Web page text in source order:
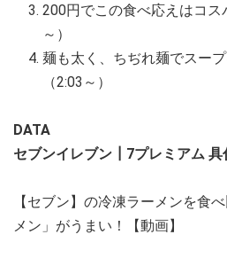
200円でこの食べ応えはコス
～）
麺も太く、ちぢれ麺でスー
（2:03～）
DATA
セブンイレブン┃7プレミアム 具
【セブン】の冷凍ラーメンを食
メン」がうまい！【動画】